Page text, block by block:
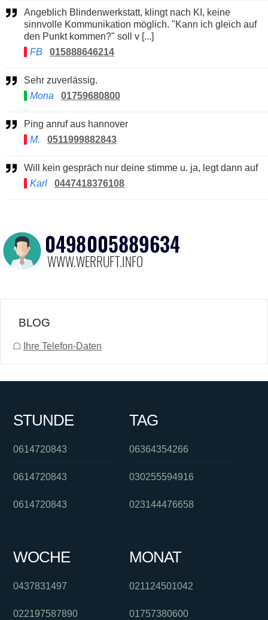
Angeblich Blindenwerkstatt, klingt nach KI, keine
sinnvolle Kommunikation möglich. "Kann ich gleich auf
den Punkt kommen?" soll v [...]
FB
015888646214
Sehr zuverlässig.
Mona
01759680800
Ping anruf aus hannover
M.
0511999882843
Will kein gespräch nur deine stimme u. ja, legt dann auf
Karl
0447418376108
BLOG
☖ Ihre Telefon-Daten
STUNDE
0614720843
0614720843
0614720843
TAG
06364354266
030255594916
023144476658
WOCHE
0437831497
022197587890
MONAT
021124501042
01757380600